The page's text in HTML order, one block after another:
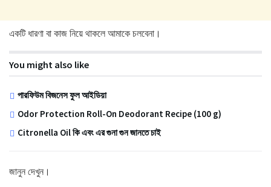
একটি ধারণা বা কাজ নিয়ে থাকলে আমাকে চলবেনা।
You might also like
পারফিউম বিজনেস ফুল আইডিয়া
Odor Protection Roll-On Deodorant Recipe (100 g)
Citronella Oil কি এবং এর গুনা গুন জানতে চাই
জানুন দেখুন।